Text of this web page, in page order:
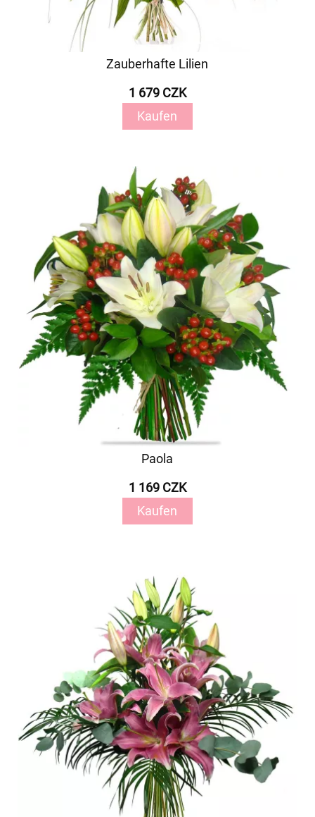
Zauberhafte Lilien
1 679 CZK
Kaufen
Paola
1 169 CZK
Kaufen